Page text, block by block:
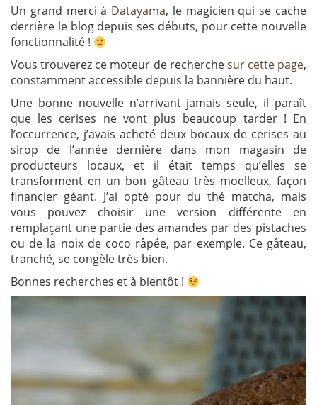
Un grand merci à Datayama, le magicien qui se cache
derrière le blog depuis ses débuts, pour cette nouvelle
fonctionnalité !
Vous trouverez ce moteur de recherchesur cette page,
constamment accessible depuis la bannière du haut.
Une bonne nouvelle n’arrivant jamais seule, il paraît
que les cerises ne vont plus beaucoup tarder ! En
l’occurrence, j’avais acheté deux bocaux de cerises au
sirop de l’année dernière dans mon magasin de
producteurs locaux, et il était temps qu’elles se
transforment en un bon gâteau très moelleux, façon
financier géant. J’ai opté pour du thé matcha, mais
vous pouvez choisir une version différente en
remplaçant une partie des amandes par des pistaches
ou de la noix de coco râpée, par exemple. Ce gâteau,
tranché, se congèle très bien.
Bonnes recherches et à bientôt !